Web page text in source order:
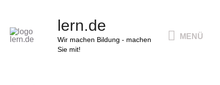
springen
lern.de
Wir machen Bildung - machen
Sie mit!
MENÜ